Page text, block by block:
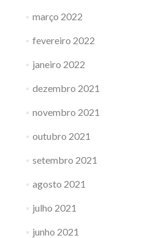
março 2022
fevereiro 2022
janeiro 2022
dezembro 2021
novembro 2021
outubro 2021
setembro 2021
agosto 2021
julho 2021
junho 2021